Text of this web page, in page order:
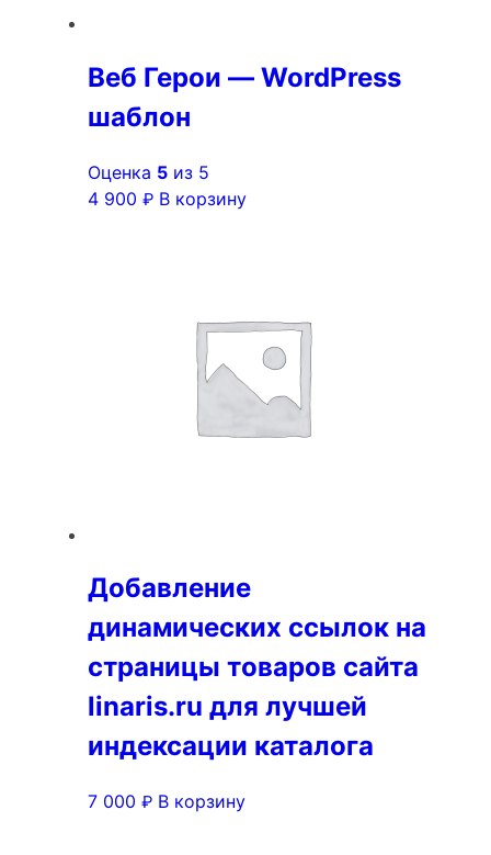
Веб Герои — WordPress
шаблон
Оценка 5 из 5
4 900 ₽ В корзину
Добавление
динамических ссылок на
страницы товаров сайта
linaris.ru для лучшей
индексации каталога
7 000 ₽ В корзину